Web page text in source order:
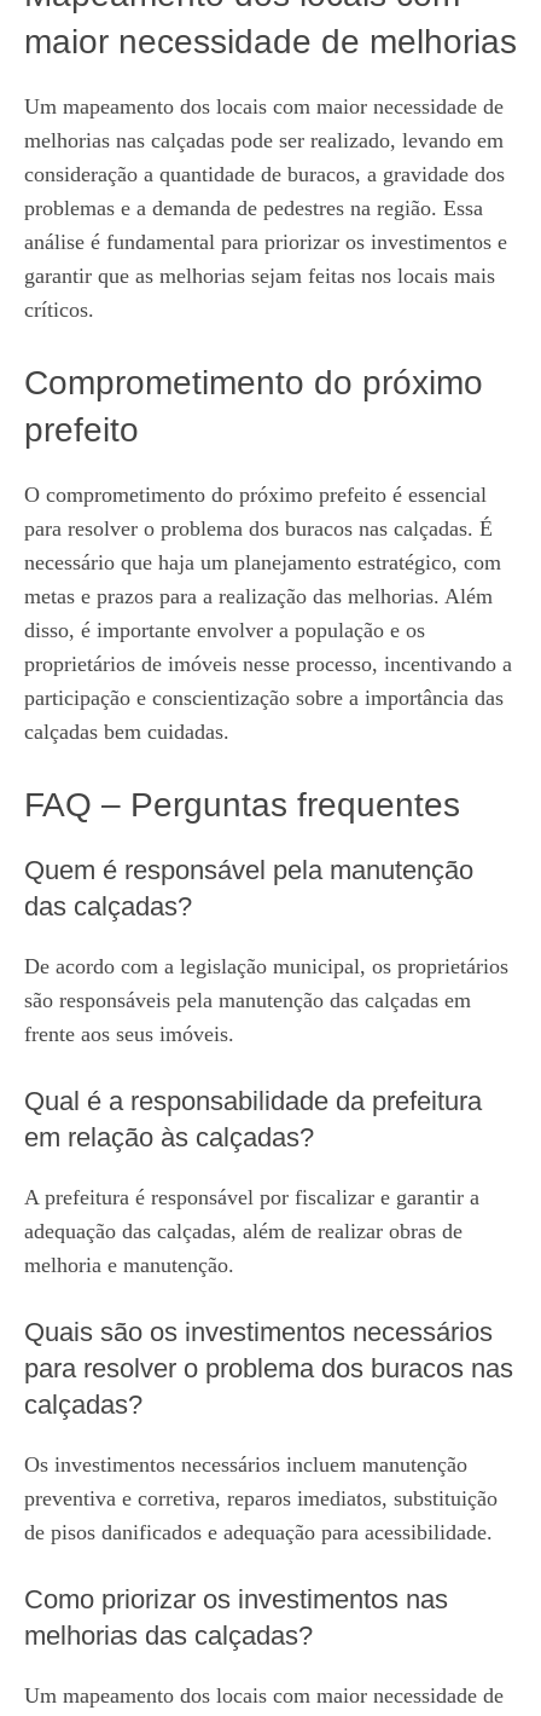
maior necessidade de melhorias
Um mapeamento dos locais com maior necessidade de
melhorias nas calçadas pode ser realizado, levando em
consideração a quantidade de buracos, a gravidade dos
problemas e a demanda de pedestres na região. Essa
análise é fundamental para priorizar os investimentos e
garantir que as melhorias sejam feitas nos locais mais
críticos.
Comprometimento do próximo
prefeito
O comprometimento do próximo prefeito é essencial
para resolver o problema dos buracos nas calçadas. É
necessário que haja um planejamento estratégico, com
metas e prazos para a realização das melhorias. Além
disso, é importante envolver a população e os
proprietários de imóveis nesse processo, incentivando a
participação e conscientização sobre a importância das
calçadas bem cuidadas.
FAQ – Perguntas frequentes
Quem é responsável pela manutenção
das calçadas?
De acordo com a legislação municipal, os proprietários
são responsáveis pela manutenção das calçadas em
frente aos seus imóveis.
Qual é a responsabilidade da prefeitura
em relação às calçadas?
A prefeitura é responsável por fiscalizar e garantir a
adequação das calçadas, além de realizar obras de
melhoria e manutenção.
Quais são os investimentos necessários
para resolver o problema dos buracos nas
calçadas?
Os investimentos necessários incluem manutenção
preventiva e corretiva, reparos imediatos, substituição
de pisos danificados e adequação para acessibilidade.
Como priorizar os investimentos nas
melhorias das calçadas?
Um mapeamento dos locais com maior necessidade de